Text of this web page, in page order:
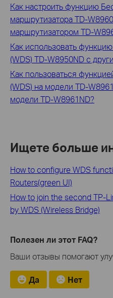
Как настроить функцию
маршрутизатора TD-
маршрутизатором TD-
Как использовать
(WDS) TD-W8950ND с
Как пользоваться
(WDS) на модели TD-
модели TD-W8961ND?
Ищете больше
How to configure WDS
Routers(green UI)
How to join the second TP-
by WDS (Wireless Bridge)
Полезен ли этот FAQ?
Ваши отзывы помогают
Да Нет